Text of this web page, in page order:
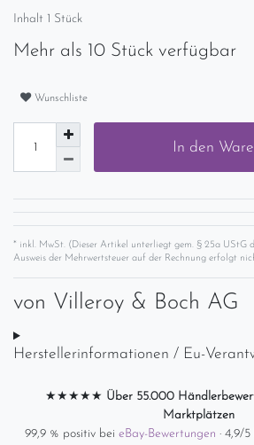
Inhalt 1 Stück
Mehr als 10 Stück verfügbar
Wunschliste
In den
* inkl. MwSt. (Dieser Artikel unterliegt gem. § 25a UStG
Ausweis der Mehrwertsteuer auf der Rechnung erfolgt
von Villeroy & Boch AG
Herstellerinformationen / Eu-
★★★★★ Über 55.000
Marktplätzen
99,9 % positiv bei eBay-Bewertungen · 4,9/